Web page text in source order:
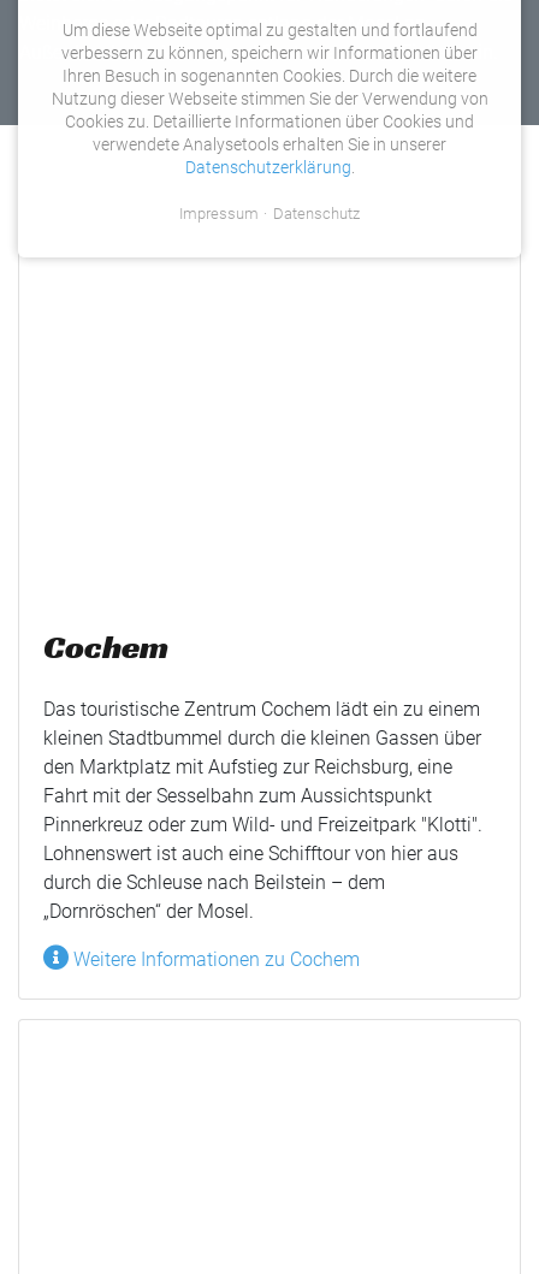
Weinberge oder Radtouren entlang der Mosel an.
Außerdem laden Winzer und Restaurants zur Einkehr ein.
Cochem
Das touristische Zentrum Cochem lädt ein zu einem
kleinen Stadtbummel durch die kleinen Gassen über
den Marktplatz mit Aufstieg zur Reichsburg, eine
Fahrt mit der Sesselbahn zum Aussichtspunkt
Pinnerkreuz oder zum Wild- und Freizeitpark "Klotti".
Lohnenswert ist auch eine Schifftour von hier aus
durch die Schleuse nach Beilstein – dem
„Dornröschen“ der Mosel.
Weitere Informationen zu Cochem
Um diese Webseite optimal zu gestalten und fortlaufend
verbessern zu können, speichern wir Informationen über
Ihren Besuch in sogenannten Cookies. Durch die weitere
Nutzung dieser Webseite stimmen Sie der Verwendung von
Cookies zu. Detaillierte Informationen über Cookies und
verwendete Analysetools erhalten Sie in unserer
Datenschutzerklärung.
Impressum Datenschutz